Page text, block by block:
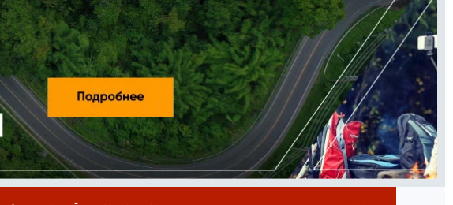
ДЕФИЦИТ ЖЕЛЕЗА ТУРИЗМ
У НАС ГИД ПОТРЕБИТЕЛЯ ВСЕ О КП